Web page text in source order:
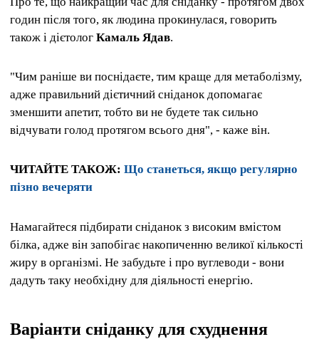
годин після того, як людина прокинулася, говорить
також і дієтолог Камаль Ядав.
"Чим раніше ви поснідаєте, тим краще для метаболізму,
адже правильний дієтичний сніданок допомагає
зменшити апетит, тобто ви не будете так сильно
відчувати голод протягом всього дня", - каже він.
ЧИТАЙТЕ ТАКОЖ: Що станеться, якщо регулярно
пізно вечеряти
Намагайтеся підбирати сніданок з високим вмістом
білка, адже він запобігає накопиченню великої кількості
жиру в організмі. Не забудьте і про вуглеводи - вони
дадуть таку необхідну для діяльності енергію.
Варіанти сніданку для схуднення